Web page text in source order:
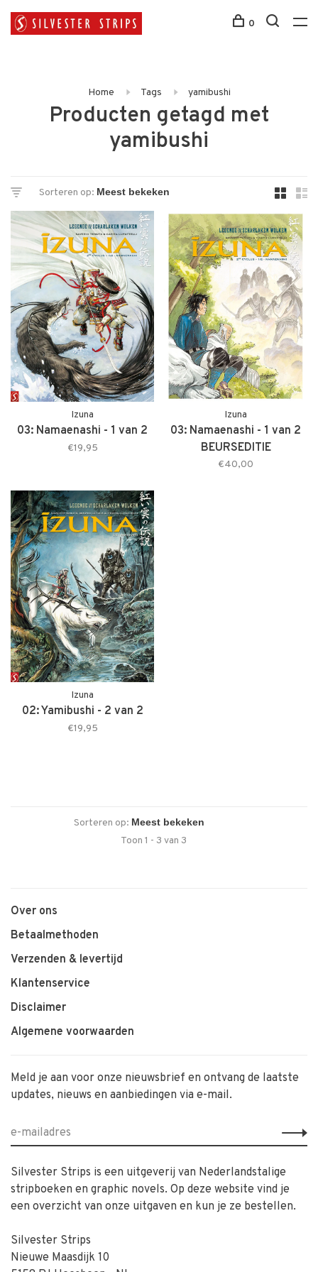
0
Home Tags yamibushi
Producten getagd met
yamibushi
Sorteren op:
Izuna
03: Namaenashi - 1 van 2
€19,95
Izuna
03: Namaenashi - 1 van 2
BEURSEDITIE
€40,00
Izuna
02: Yamibushi - 2 van 2
€19,95
Sorteren op:
Toon 1 - 3 van 3
Over ons
Betaalmethoden
Verzenden & levertijd
Klantenservice
Disclaimer
Algemene voorwaarden
Meld je aan voor onze nieuwsbrief en ontvang de laatste
updates, nieuws en aanbiedingen via e-mail.
Silvester Strips is een uitgeverij van Nederlandstalige
stripboeken en graphic novels. Op deze website vind je
een overzicht van onze uitgaven en kun je ze bestellen.
Silvester Strips
Nieuwe Maasdijk 10